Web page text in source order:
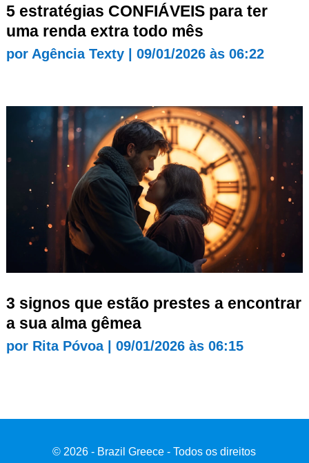
5 estratégias CONFIÁVEIS para ter
uma renda extra todo mês
por Agência Texty| 09/01/2026 às 06:22
3 signos que estão prestes a encontrar
a sua alma gêmea
por Rita Póvoa| 09/01/2026 às 06:15
© 2026 - Brazil Greece - Todos os direitos